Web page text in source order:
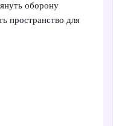
оборону
пространство для